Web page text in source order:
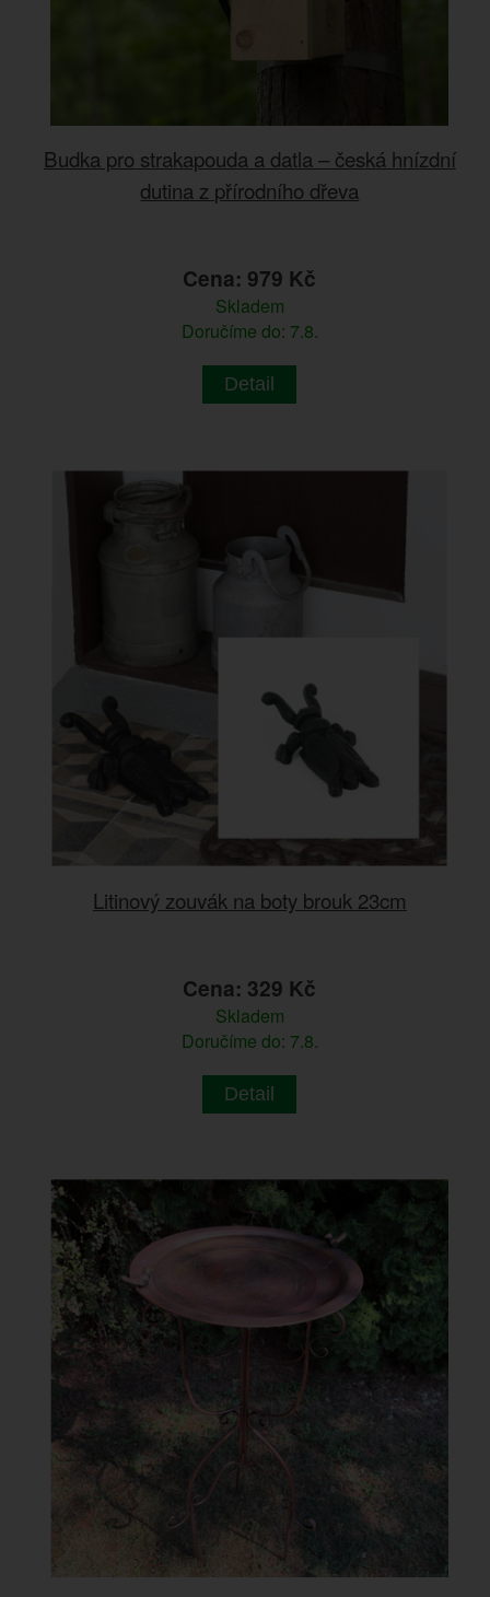
Budka pro strakapouda a datla – česká hnízdní
dutina z přírodního dřeva
Cena: 979 Kč
Skladem
Doručíme do: 7.8.
Detail
Litinový zouvák na boty brouk 23cm
Cena: 329 Kč
Skladem
Doručíme do: 7.8.
Detail